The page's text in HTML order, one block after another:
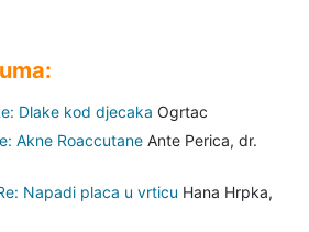
Dlake kod djecaka Ogrtac
Akne Roaccutane Ante Perica, dr.
Napadi placa u vrticu Hana Hrpka,